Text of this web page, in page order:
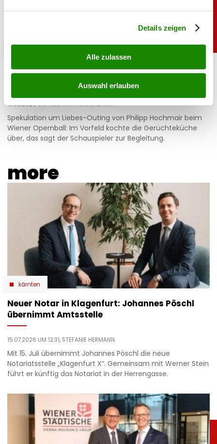
Details zeigen
Alle zulassen
Auswahl erlauben
Hochmair zu Liebesauftritt am Opernball:
13.02.2026 UM 11:31,ANNA KIRSCHBAUM
Spekulation um Liebes-Outing von Philipp Hochmair beim
Wiener Opernball: Im Vorfeld kochte die Gerüchteküche
über, das sagt der Schauspieler zur Begleitung.
more
kärnten
Neuer Notar in Klagenfurt: Johannes Pöschl
übernimmt Amtsstelle
15.07.2026 UM 12:31, STEFANIE HERMANN
Mit 15. Juli übernimmt Johannes Pöschl die neue
Notariatsstelle „Klagenfurt X“. Gemeinsam mit Werner Stein
führt er künftig das Notariat in der Herrengasse.